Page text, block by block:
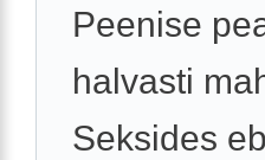
Peenise
halvasti
Seksides